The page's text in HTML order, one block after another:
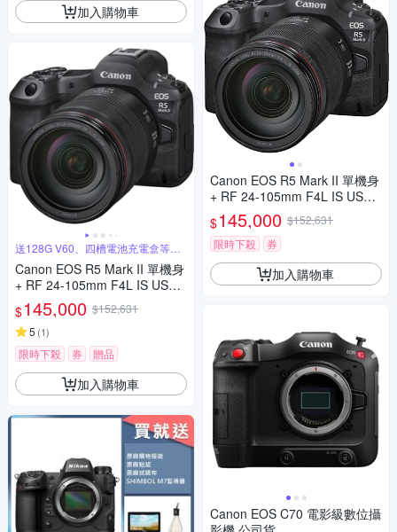
加入購物車
送128G V60、四槽電池充電盒等好
禮
Canon EOS R5 Mark II 單機身
+ RF 24-105mm F4L IS USM
變焦鏡組 公司貨
$145,000 $152,631
5 (1)
限時下殺 券 贈品
加入購物車
Canon EOS R5 Mark II 單機身
+ RF 24-105mm F4L IS USM
變焦鏡組 公司貨
$145,000 $152,631
限時下殺
券
加入購物車
Canon EOS C70 電影級數位攝